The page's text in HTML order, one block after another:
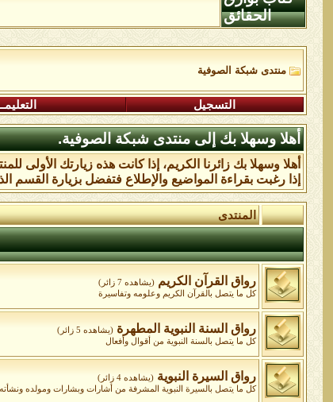
الحقائق
منتدى شبكة الصوفية
التسجيل
أهلا وسهلا بك إلى منتدى شبكة الصوفية.
أهلا وسهلا بك زائرنا الكريم، إذا كانت هذه زيارتك الأولى
إذا رغبت بقراءة المواضيع والإطلاع فتفضل بزيارة القسم
المنتدى
رواق القرآن الكريم (يشاهده 7 زائر)
كل ما يتصل بالقرآن الكريم وعلومه وتفاسيرة
رواق السنة النبوية المطهرة (يشاهده 5 زائر)
كل ما يتصل بالسنة النبوية من أقوال وأفعال
رواق السيرة النبوية (يشاهده 4 زائر)
كل ما يتصل بالسيرة النبوية المشرفة من أشارات وبشارات ومولده ونشأته